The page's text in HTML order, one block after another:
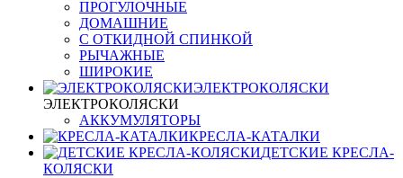
ПРОГУЛОЧНЫЕ
ДОМАШНИЕ
С ОТКИДНОЙ СПИНКОЙ
РЫЧАЖНЫЕ
ШИРОКИЕ
ЭЛЕКТРОКОЛЯСКИ
ЭЛЕКТРОКОЛЯСКИ
АККУМУЛЯТОРЫ
КРЕСЛА-КАТАЛКИ
ДЕТСКИЕ КРЕСЛА-
КОЛЯСКИ